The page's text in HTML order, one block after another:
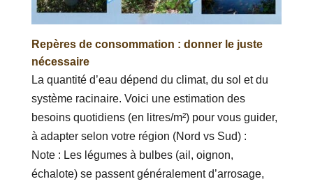
Repères de consommation : donner le juste
nécessaire
La quantité d’eau dépend du climat, du sol et du
système racinaire. Voici une estimation des
besoins quotidiens (en litres/m²) pour vous guider,
à adapter selon votre région (Nord vs Sud) :
Note : Les légumes à bulbes (ail, oignon,
échalote) se passent généralement d’arrosage,